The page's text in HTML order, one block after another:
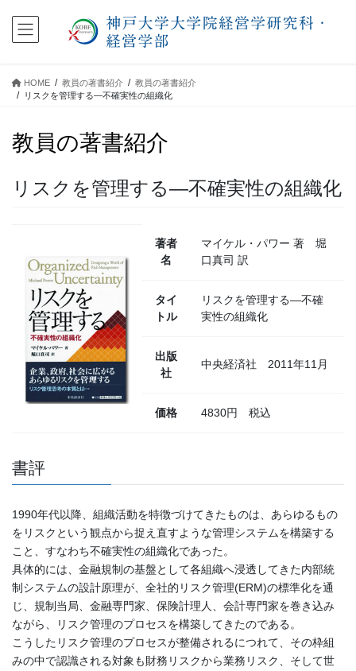
HOME 教員の著書紹介
教員の著書紹介
リスクを管理する―不確実性の組織化
教員の著書紹介
リスクを管理する―不確実性の組織化
著者
名
マイケル・パワー 著 堀
口真司 訳
タイ
トル
リスクを管理する―不確
実性の組織化
出版
社
中央経済社 2011年11月
価格 4830円 税込
書評
1990年代以降、組織活動を特徴づけてきたものは、あらゆるもの
をリスクという観点から捉え直すような管理システムを構築する
こと、すなわち不確実性の組織化であった。
具体的には、金融規制の基盤として各組織へ浸透してきた内部統
制システムの設計原理が、全社的リスク管理(ERM)の標準化を通
じ、規制当局、金融専門家、保険計理人、会計専門家を巻き込み
ながら、リスク管理のプロセスを構築してきたのである。
こうしたリスク管理のプロセスが整備されるにつれて、その枠組
みの中で認識される対象も財務リスクから業務リスク、そして世